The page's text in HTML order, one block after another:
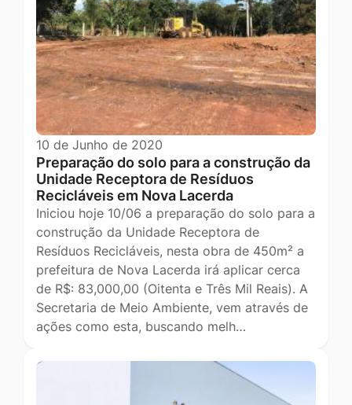
10 de Junho de 2020
Preparação do solo para a construção da
Unidade Receptora de Resíduos
Recicláveis em Nova Lacerda
Iniciou hoje 10/06 a preparação do solo para a
construção da Unidade Receptora de
Resíduos Recicláveis, nesta obra de 450m² a
prefeitura de Nova Lacerda irá aplicar cerca
de R$: 83,000,00 (Oitenta e Três Mil Reais). A
Secretaria de Meio Ambiente, vem através de
ações como esta, buscando melh…